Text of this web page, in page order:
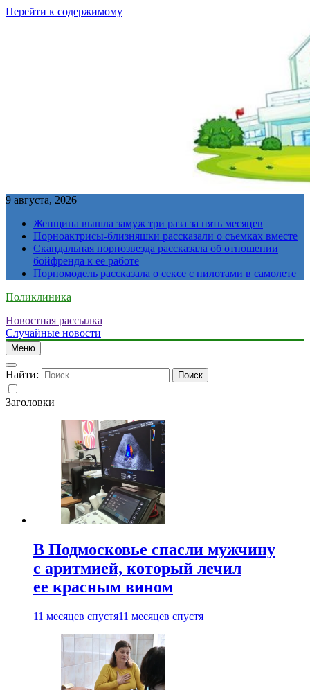
Перейти к содержимому
9 августа, 2026
Женщина вышла замуж три раза за пять месяцев
Порноактрисы-близняшки рассказали о съемках вместе
Скандальная порнозвезда рассказала об отношении
бойфренда к ее работе
Порномодель рассказала о сексе с пилотами в самолете
Поликлиника
Новостная рассылка
Случайные новости
Меню
Найти:
Заголовки
В Подмосковье спасли мужчину
с аритмией, который лечил
ее красным вином
11 месяцев спустя11 месяцев спустя